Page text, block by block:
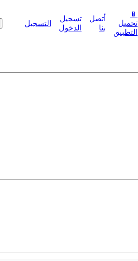
📱
تحميل
التطبيق
أتصل
بنا
تسجيل
الدخول
التسجيل